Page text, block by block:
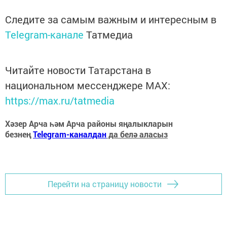
Следите за самым важным и интересным в
Telegram-канале Татмедиа
Читайте новости Татарстана в
национальном мессенджере MАХ:
https://max.ru/tatmedia
Хәзер Арча һәм Арча районы яңалыкларын
безнеңTelegram-каналданда белә аласыз
Перейти на страницу новости